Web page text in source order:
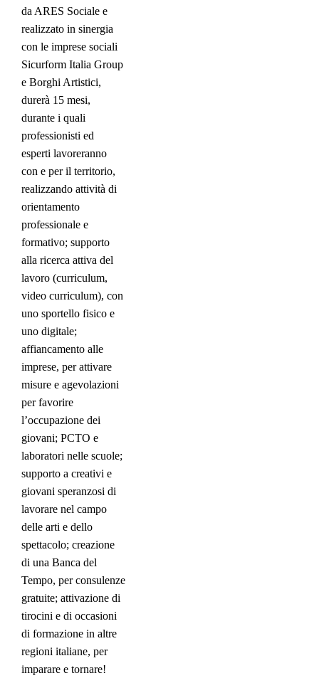
da ARES Sociale e
realizzato in sinergia
con le imprese sociali
Sicurform Italia Group
e Borghi Artistici,
durerà 15 mesi,
durante i quali
professionisti ed
esperti lavoreranno
con e per il territorio,
realizzando attività di
orientamento
professionale e
formativo; supporto
alla ricerca attiva del
lavoro (curriculum,
video curriculum), con
uno sportello fisico e
uno digitale;
affiancamento alle
imprese, per attivare
misure e agevolazioni
per favorire
l’occupazione dei
giovani; PCTO e
laboratori nelle scuole;
supporto a creativi e
giovani speranzosi di
lavorare nel campo
delle arti e dello
spettacolo; creazione
di una Banca del
Tempo, per consulenze
gratuite; attivazione di
tirocini e di occasioni
di formazione in altre
regioni italiane, per
imparare e tornare!